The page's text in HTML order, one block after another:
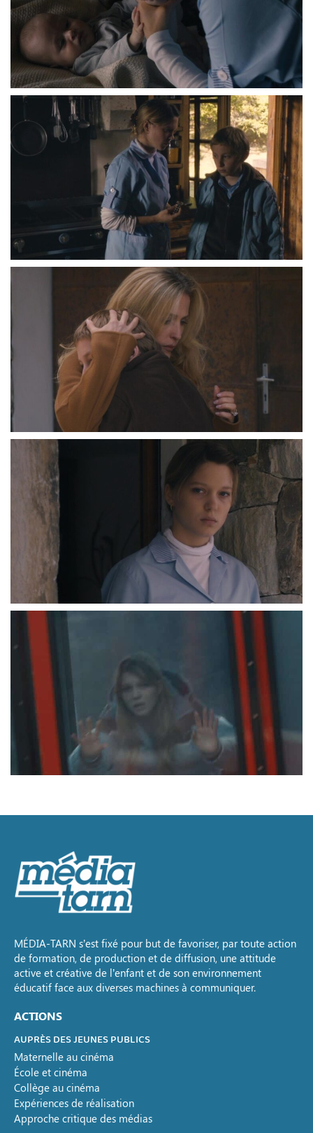
MÉDIA-TARN s’est fixé pour but de favoriser, par toute action
de formation, de production et de diffusion, une attitude
active et créative de l’enfant et de son environnement
éducatif face aux diverses machines à communiquer.
ACTIONS
AUPRÈS DES JEUNES PUBLICS
Maternelle au cinéma
École et cinéma
Collège au cinéma
Expériences de réalisation
Approche critique des médias